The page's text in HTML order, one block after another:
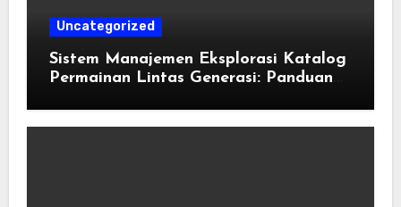
Uncategorized
Sistem Manajemen Eksplorasi Katalog
Permainan Lintas Generasi: Panduan